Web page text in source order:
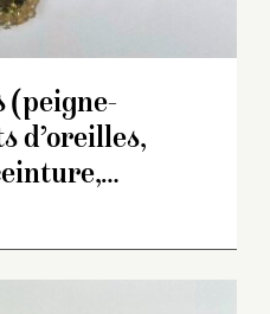
(peigne-
d’oreilles,